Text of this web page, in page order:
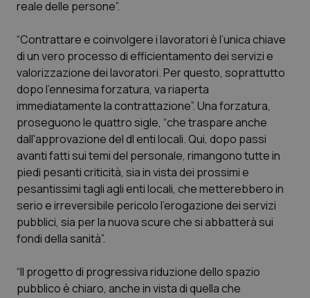
Piemonte
Provincia Autonoma di Bolzano
Provincia Autonoma di Trento
Puglia
Sardegna
Sicilia
Toscana
Umbria
HIV
Infezioni & Febbre
Ipertensione & Scompenso
Malattie rare
Malattia di Crohn & Rettocolite Ulcerosa
Neuroscienze & patologie neurodegenerative
Obesità
Oftalmologia
reale delle persone”.
“Contrattare e coinvolgere i lavoratori è l’unica chiave
di un vero processo di efficientamento dei servizi e
valorizzazione dei lavoratori. Per questo, soprattutto
dopo l'ennesima forzatura, va riaperta
immediatamente la contrattazione”. Una forzatura,
proseguono le quattro sigle, “che traspare anche
dall'approvazione del dl enti locali. Qui, dopo passi
avanti fatti sui temi del personale, rimangono tutte in
piedi pesanti criticità, sia in vista dei prossimi e
pesantissimi tagli agli enti locali, che metterebbero in
serio e irreversibile pericolo l'erogazione dei servizi
pubblici, sia per la nuova scure che si abbatterà sui
fondi della sanità”.
“Il progetto di progressiva riduzione dello spazio
pubblico è chiaro, anche in vista di quella che